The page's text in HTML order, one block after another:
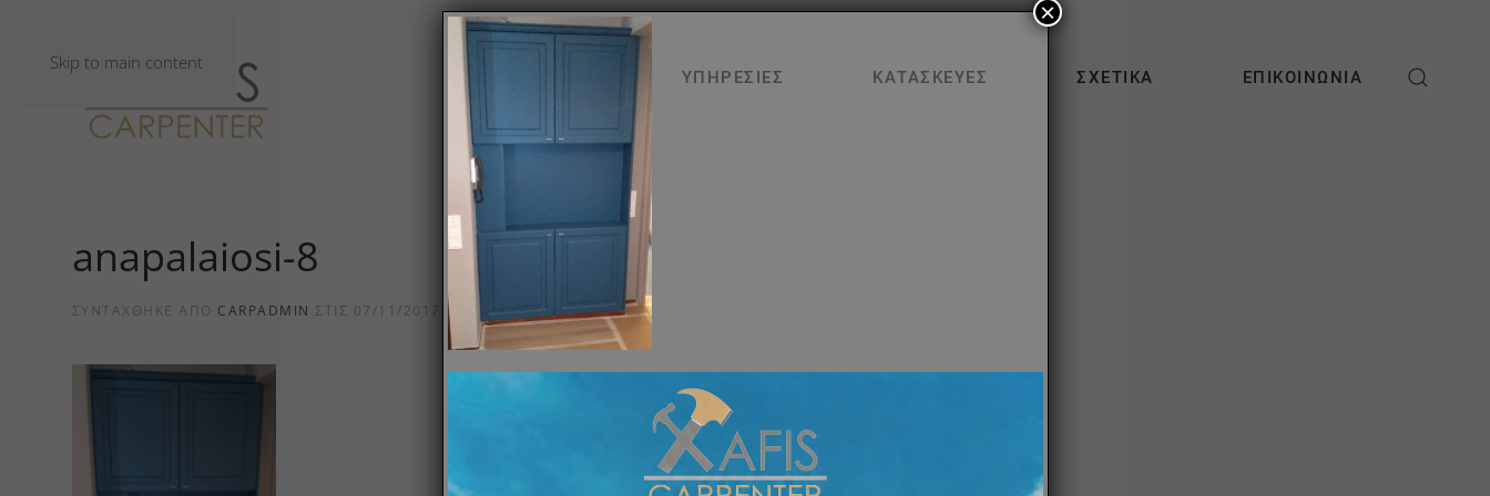
Skip to main content
ΥΠΗΡΕΣΊΕΣ ΚΑΤΑΣΚΕΥΈΣ ΣΧΕΤΙΚΆ ΕΠΙΚΟΙΝΩΝΊΑ
anapalaiosi-8
ΣΥΝΤΆΧΘΗΚΕ ΑΠΌ CARPADMIN ΣΤΙΣ 07/11/2017
×